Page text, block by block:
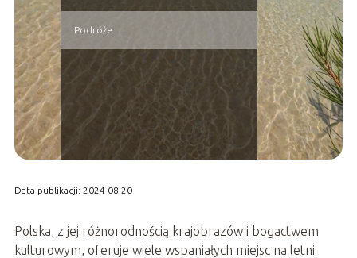
Podróże
Data publikacji: 2024-08-20
Polska, z jej różnorodnością krajobrazów i bogactwem
kulturowym, oferuje wiele wspaniałych miejsc na letni